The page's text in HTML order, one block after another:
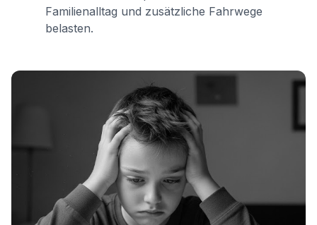
Familienalltag und zusätzliche Fahrwege
belasten.